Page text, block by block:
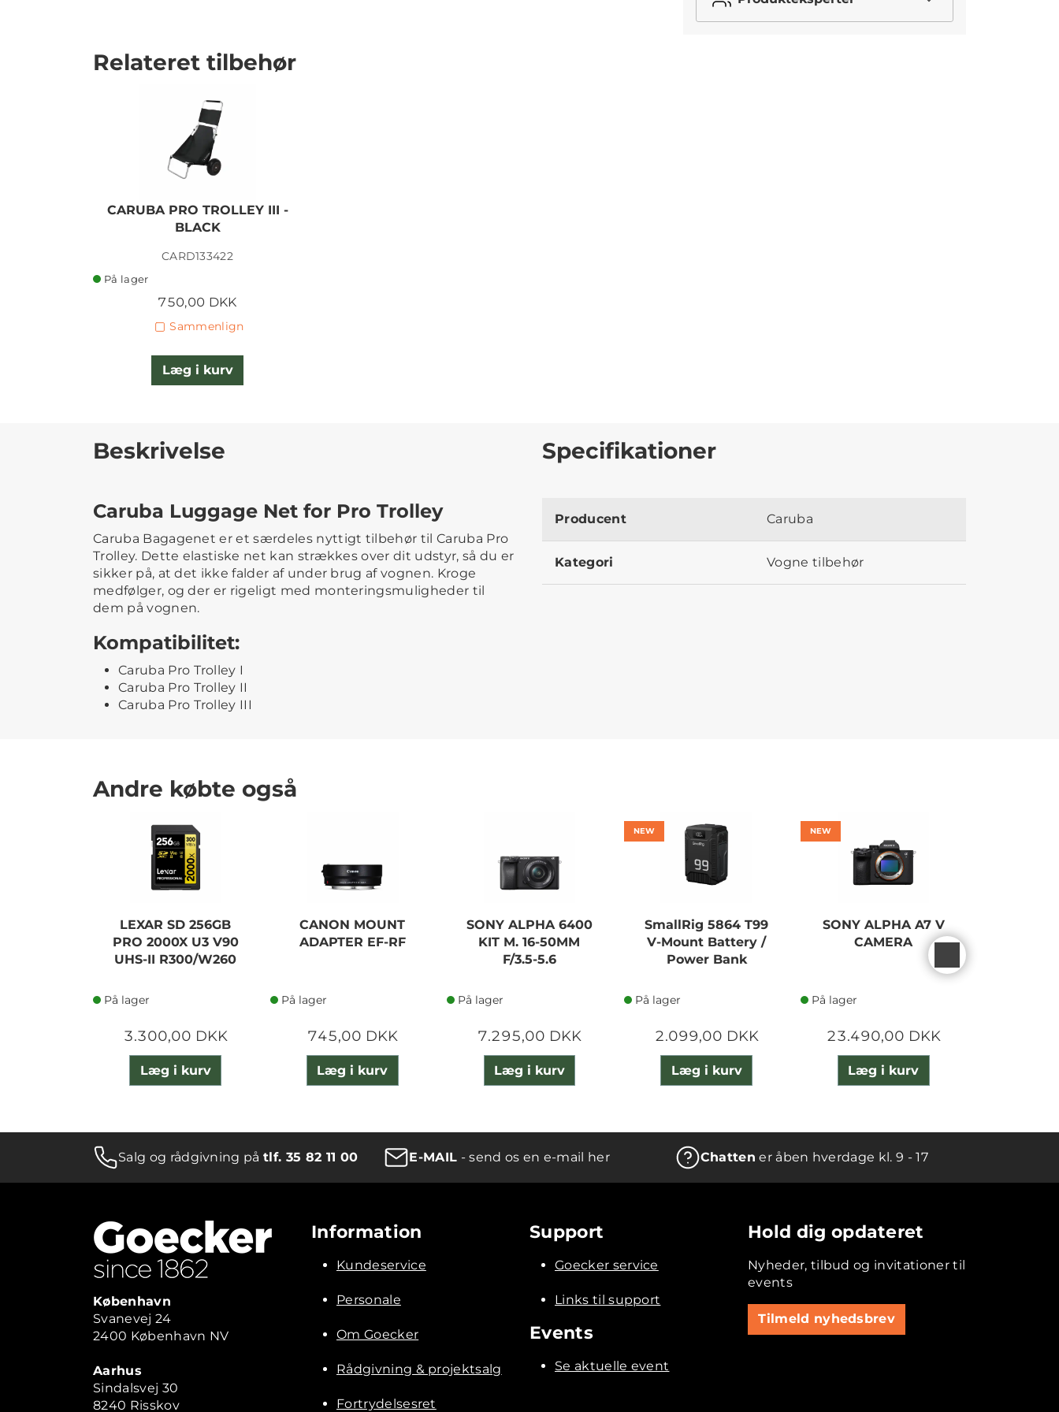
Relateret tilbehør
CARUBA PRO TROLLEY III -
BLACK
CARD133422
På lager
750,00 DKK
Sammenlign
Læg i kurv
Beskrivelse
Caruba Luggage Net for Pro Trolley
Caruba Bagagenet er et særdeles nyttigt tilbehør til Caruba Pro
Trolley. Dette elastiske net kan strækkes over dit udstyr, så du er
sikker på, at det ikke falder af under brug af vognen. Kroge
medfølger, og der er rigeligt med monteringsmuligheder til
dem på vognen.
Kompatibilitet:
Caruba Pro Trolley I
Caruba Pro Trolley II
Caruba Pro Trolley III
Specifikationer
Producent Caruba
Kategori Vogne tilbehør
Andre købte også
LEXAR SD 256GB
PRO 2000X U3 V90
UHS-II R300/W260
På lager
3.300,00 DKK
Læg i kurv
CANON MOUNT
ADAPTER EF-RF
På lager
745,00 DKK
Læg i kurv
SONY ALPHA 6400
KIT M. 16-50MM
F/3.5-5.6
På lager
7.295,00 DKK
Læg i kurv
NEW
SmallRig 5864 T99
V-Mount Battery /
Power Bank
På lager
2.099,00 DKK
Læg i kurv
NEW
SONY ALPHA A7 V
CAMERA
På lager
23.490,00 DKK
Læg i kurv
Salg og rådgivning påtlf. 35 82 11 00 E-MAIL - send os en e-mail her Chatten er åben hverdage kl. 9 - 17
København
Svanevej 24
2400 København NV
Aarhus
Sindalsvej 30
8240 Risskov
Information
Kundeservice
Personale
Om Goecker
Rådgivning & projektsalg
Fortrydelsesret
Support
Goecker service
Links til support
Events
Se aktuelle event
Hold dig opdateret
Nyheder, tilbud og invitationer til
events
Tilmeld nyhedsbrev